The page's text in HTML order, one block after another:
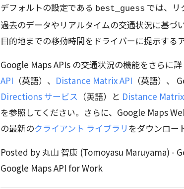
デフォルトの設定である best_guess では、リ
過去のデータやリアルタイムの交通状況に基づ
目的地までの移動時間をドライバーに提示する
Google Maps APIs の交通状況の機能をさらに詳
API （英語）、 Distance Matrix API （英語）、
Directions サービス （英語）と Distance
を参照してください。さらに、Google Maps
の最新のクライアント ライブラリ をダウンロー
Posted by 丸山 智康 (Tomoyasu Maruyama) -
Google Maps API for Work